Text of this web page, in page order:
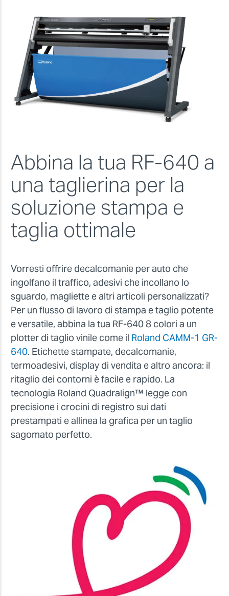
Abbina la tua RF-640 a
una taglierina per la
soluzione stampa e
taglia ottimale
Vorresti offrire decalcomanie per auto che
ingolfano il traffico, adesivi che incollano lo
sguardo, magliette e altri articoli personalizzati?
Per un flusso di lavoro di stampa e taglio potente
e versatile, abbina la tua RF-640 8 colori a un
plotter di taglio vinile come il Roland CAMM-1 GR-
640. Etichette stampate, decalcomanie,
termoadesivi, display di vendita e altro ancora: il
ritaglio dei contorni è facile e rapido. La
tecnologia Roland Quadralign™ legge con
precisione i crocini di registro sui dati
prestampati e allinea la grafica per un taglio
sagomato perfetto.